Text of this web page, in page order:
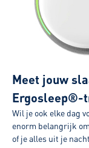
Meet jouw
Ergosleep®-
Wil je ook elke dag
enorm belangrijk
of je alles uit je